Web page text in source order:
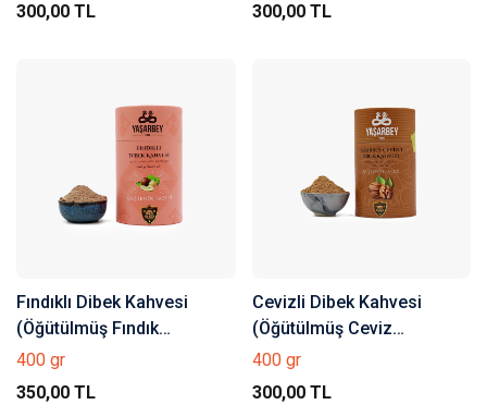
300,00 TL
300,00 TL
Fındıklı Dibek Kahvesi
(Öğütülmüş Fındık
Parçacıklı)
400 gr
350,00 TL
Cevizli Dibek Kahvesi
(Öğütülmüş Ceviz
Parçacıklı)
400 gr
300,00 TL